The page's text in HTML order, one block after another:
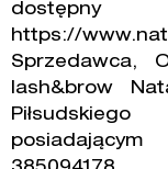
https://
Sprzedawca,
lash&brow